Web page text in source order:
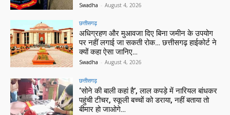
Swadha - August 4, 2026
छत्तीसगढ़
अधिग्रहण और मुआवजा दिए बिना जमीन के उपयोग
पर नहीं लगाई जा सकती रोक… छत्तीसगढ़ हाईकोर्ट ने
क्यों कहा ऐसा जानिए…
Swadha - August 4, 2026
छत्तीसगढ़
‘सोने की बाली कहां है’, लाल कपड़े में नारियल बांधकर
पहुंची टीचर, स्कूली बच्चों को डराया, नहीं बताया तो
बीमार हो जाओगे…